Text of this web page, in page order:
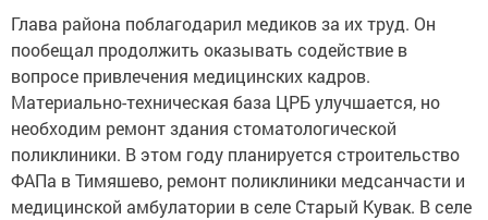
Глава района поблагодарил медиков за их труд. Он
пообещал продолжить оказывать содействие в
вопросе привлечения медицинских кадров.
Материально-техническая база ЦРБ улучшается, но
необходим ремонт здания стоматологической
поликлиники. В этом году планируется строительство
ФАПа в Тимяшево, ремонт поликлиники медсанчасти и
медицинской амбулатории в селе Старый Кувак. В селе